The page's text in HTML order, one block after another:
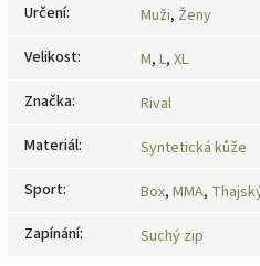
Určení: Muži, Ženy
Velikost: M, L, XL
Značka:
Rival
Materiál:
Syntetická kůže
Sport: Box, MMA,
Zapínání: Suchý zip